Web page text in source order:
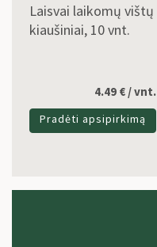
Laisvai laikomų vištų
kiaušiniai, 10 vnt.
Pradėti apsipirkimą
4.49 € / vnt.